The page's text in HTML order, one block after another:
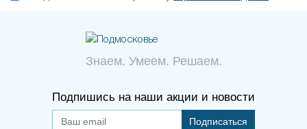
Знаем. Умеем. Решаем.
Подпишись на наши акции и новости
Подписаться